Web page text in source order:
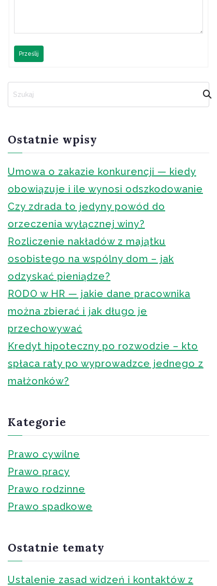
Prześlij
a
Ostatnie wpisy
Umowa o zakazie konkurencji — kiedy
obowiązuje i ile wynosi odszkodowanie
Czy zdrada to jedyny powód do
orzeczenia wyłącznej winy?
Rozliczenie nakładów z majątku
osobistego na wspólny dom – jak
odzyskać pieniądze?
RODO w HR — jakie dane pracownika
można zbierać i jak długo je
przechowywać
Kredyt hipoteczny po rozwodzie – kto
spłaca raty po wyprowadzce jednego z
małżonków?
Kategorie
Prawo cywilne
Prawo pracy
Prawo rodzinne
Prawo spadkowe
Ostatnie tematy
Ustalenie zasad widzeń i kontaktów z